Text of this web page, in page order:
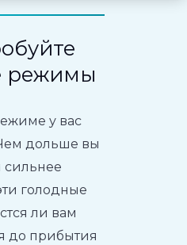
режимы
у вас
дольше вы
сильнее
голодные
ли вам
до прибытия